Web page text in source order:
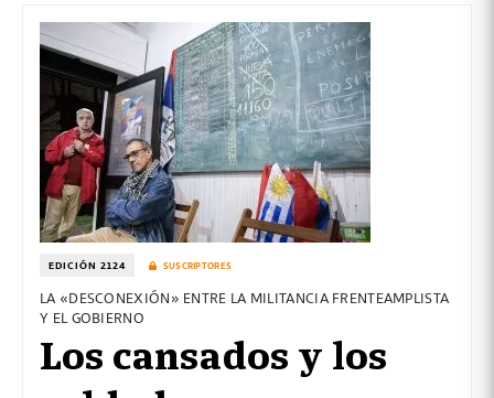
EDICIÓN 2124 SUSCRIPTORES
LA «DESCONEXIÓN» ENTRE LA MILITANCIA FRENTEAMPLISTA
Y EL GOBIERNO
Los cansados y los